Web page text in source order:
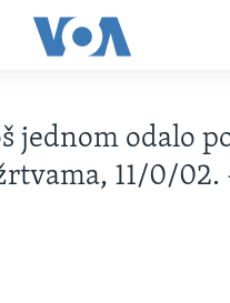
DRŽAVE
jednom odalo
11/0/02.